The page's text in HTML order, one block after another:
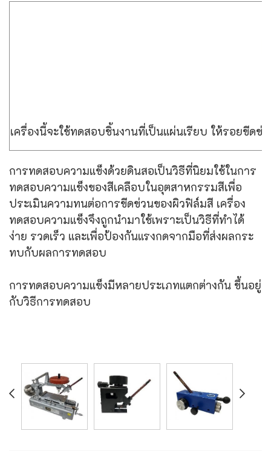
เครื่องนี้จะใช้ทดสอบชิ้นงานที่เป็นแผ่นเรียบ ให้รอยขีดข่
การทดสอบความแข็งด้วยดินสอเป็นวิธีที่นิยมใช้ในการ
ทดสอบความแข็งของสีเคลือบในอุตสาหกรรมสีเพื่อ
ประเมินความทนต่อการขีดข่วนของผิวฟิล์มสี เครื่อง
ทดสอบความแข็งจึงถูกนำมาใช้เพราะเป็นวิธีที่ทำได้
ง่าย รวดเร็ว และเพื่อป้องกันแรงกดจากมือที่ส่งผลกระ
ทบกับผลการทดสอบ
การทดสอบความแข็งมีหลายประเภทแตกต่างกัน ขึ้นอยู่
กับวิธีการทดสอบ